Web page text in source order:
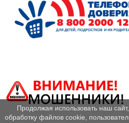
Продолжая использовать наш
обработку файлов cookie,